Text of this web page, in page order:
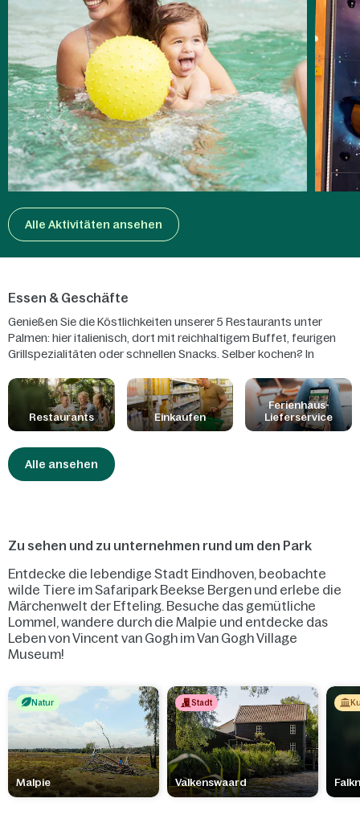
Alle Aktivitäten ansehen
Essen & Geschäfte
Genießen Sie die Köstlichkeiten unserer 5 Restaurants unter
Palmen: hier italienisch, dort mit reichhaltigem Buffet, feurigen
Grillspezialitäten oder schnellen Snacks. Selber kochen? In
Sie lassen sich Ihr Frühstück oder ein Table-Cooking-Paket liefern!
Wir tun unser Bestes, damit sich die Kinder in allen unseren
Restaurants wohlfühlen und Spaß haben. Wir achten besonders
auf Ihre Allergien und Ernährungseinschränkungen. Zögern Sie
nicht, unsere Mitarbeiter für weitere Informationen zu fragen.
Restaurants Einkaufen
Ferienhaus-
Lieferservice
Alle ansehen
Zu sehen und zu unternehmen rund um den Park
Entdecke die lebendige Stadt Eindhoven, beobachte
wilde Tiere im Safaripark Beekse Bergen und erlebe die
Märchenwelt der Efteling. Besuche das gemütliche
Lommel, wandere durch die Malpie und entdecke das
Leben von Vincent van Gogh im Van Gogh Village
Museum!
Natur
Malpie
Stadt
Valkenswaard